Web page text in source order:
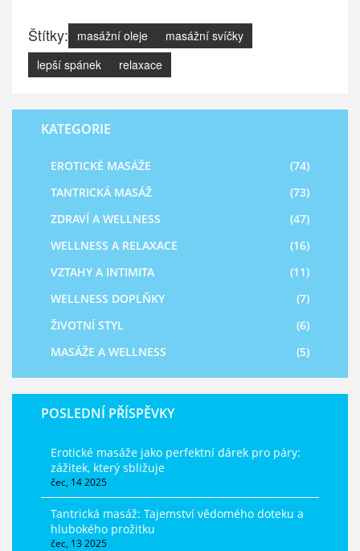
Štítky: masážní oleje
masážní svíčky
lepší spánek
relaxace
KATEGORIE
EROTICKÉ MASÁŽE
(74)
TANTRICKÁ MASÁŽ
(73)
ZDRAVÍ A WELLNESS
(47)
WELLNESS A RELAXACE
(16)
VZTAHY A INTIMITA
(11)
WELLNESS DOPLŇKY
(7)
ŽIVOTNÍ STYL
(6)
MASÁŽE A WELLNESS
(5)
POSLEDNÍ PŘÍSPĚVKY
Erotické masáže jako perfektní dárek pro páry:
zážitek, který sbližuje
čec, 14 2025
Tantrická masáž: Tajemství vědomého doteku a
hlubokého prožitku
čec, 13 2025